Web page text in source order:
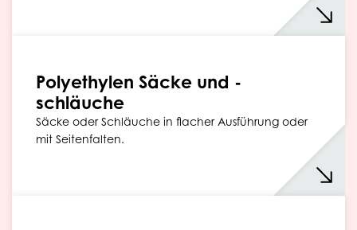
Polyethylen Säcke und -
schläuche
Säcke oder Schläuche in flacher Ausführung oder
mit Seitenfalten.